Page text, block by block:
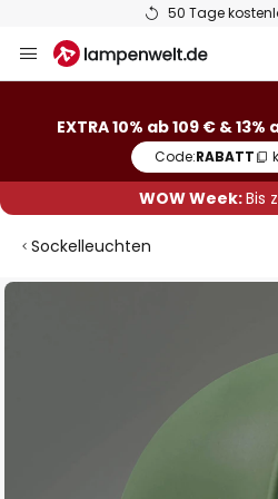
50 Tage
Inhalt
EXTRA 10% ab 109 € & 13%
Code:RABATT
WOW Week:Bis
Sockelleuchten
Zum